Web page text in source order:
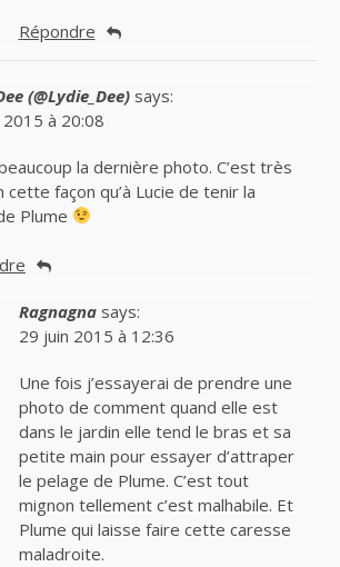
Répondre
(@Lydie_Dee) says:
à 20:08
beaucoup la dernière photo. C’est très
cette façon qu’à Lucie de tenir la
Plume
Ragnagna says:
29 juin 2015 à 12:36
Une fois j’essayerai de prendre une
photo de comment quand elle est
dans le jardin elle tend le bras et sa
petite main pour essayer d’attraper
le pelage de Plume. C’est tout
mignon tellement c’est malhabile. Et
Plume qui laisse faire cette caresse
maladroite.